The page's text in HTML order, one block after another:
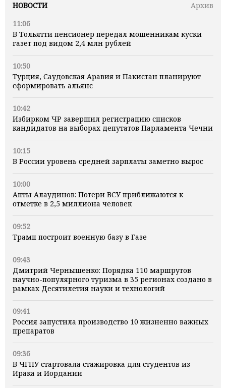
НОВОСТИ
Архив
11:06
В Тольятти пенсионер передал мошенникам куски
газет под видом 2,4 млн рублей
10:50
Турция, Саудовская Аравия и Пакистан планируют
сформировать альянс
10:42
Избирком ЧР завершил регистрацию списков
кандидатов на выборах депутатов Парламента Чечни
10:15
В России уровень средней зарплаты заметно вырос
10:00
Апты Алаудинов: Потери ВСУ приближаются к
отметке в 2,5 миллиона человек
09:52
Трамп построит военную базу в Газе
09:43
Дмитрий Чернышенко: Порядка 110 маршрутов
научно-популярного туризма в 35 регионах создано в
рамках Десятилетия науки и технологий
09:41
Россия запустила производство 10 жизненно важных
препаратов
09:36
В ЧГПУ стартовала стажировка для студентов из
Ирака и Иордании